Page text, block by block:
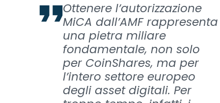
Ottenere l’autorizzazione
MiCA dall’AMF rappresenta
una pietra miliare
fondamentale, non solo
per CoinShares, ma per
l’intero settore europeo
degli asset digitali. Per